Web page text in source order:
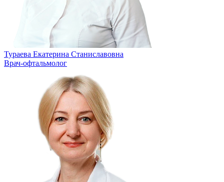
Тураева Екатерина Станиславовна
Врач-офтальмолог